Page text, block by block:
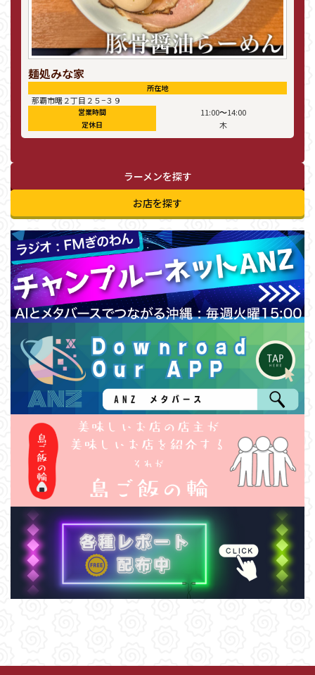
麺処みな家
所在地
那覇市曙２丁目２５−３９
営業時間 11:00〜14:00
定休日 木
ラーメンを探す
お店を探す